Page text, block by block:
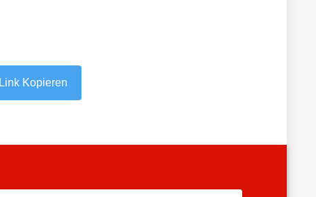
Link Kopieren